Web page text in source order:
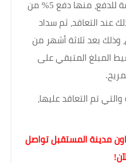
والتعاقد، مع وجود أنظمة مختلفة للدفع، منها دفع 5% من
عند التعاقد، ثم سداد
وذلك بعد ثلاثة أشهر من
المبلغ المتبقي على
تم التعاقد عليها،
مدينة المستقبل تواصل